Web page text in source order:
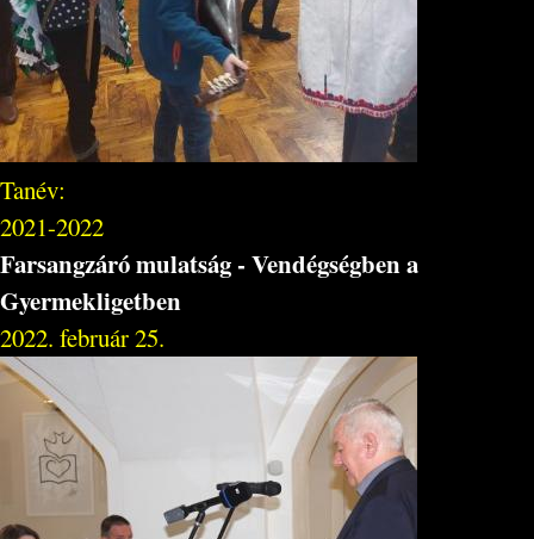
Tanév:
2021-2022
Farsangzáró mulatság - Vendégségben a
Gyermekligetben
2022. február 25.